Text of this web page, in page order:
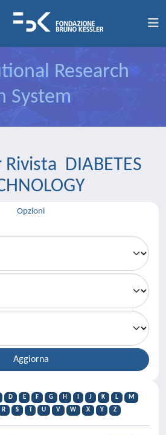
Research
System
DIABETES
Opzioni
D E F G H J K L
M
R S T U V W X Y Z